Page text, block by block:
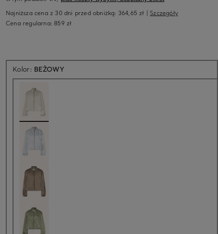
Najniższa cena z 30 dni przed obniżką: 364,65 zł |Szczegóły
Cena regularna:859 zł
Kolor: BEŻOWY